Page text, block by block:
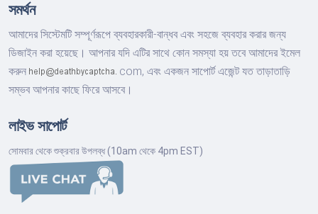
সমর্থন
আমাদের সিস্টেমটি সম্পূর্ণরূপে ব্যবহারকারী-বান্ধব এবং সহজে ব্যবহার করার জন্য
ডিজাইন করা হয়েছে। আপনার যদি এটির সাথে কোন সমস্যা হয় তবে আমাদের ইমেল
করুন
com, এবং একজন সাপোর্ট এজেন্ট যত তাড়াতাড়ি
সম্ভব আপনার কাছে ফিরে আসবে।
লাইভ সাপোর্ট
সোমবার থেকে শুক্রবার উপলব্ধ (10am থেকে 4pm EST)